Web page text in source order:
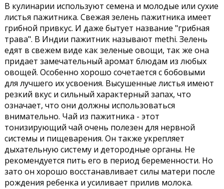
В кулинарии используют семена и молодые или сухие
листья пажитника. Свежая зелень пажитника имеет
грибной привкус. И даже бытует название "грибная
трава". В Индии пажитник называют methi. Зелень
едят в свежем виде как зеленые овощи, так же она
придает замечательный аромат блюдам из любых
овощей. Особенно хорошо сочетается с бобовыми
для лучшего их усвоения. Высушенные листья имеют
резкий вкус и сильный характерный запах, что
означает, что они должны использоваться
внимательно. Чай из пажитника - этот
тонизирующий чай очень полезен для нервной
системы и пищеварения. Он также укрепляет
дыхательную систему и детородные органы. Не
рекомендуется пить его в период беременности. Но
зато он хорошо восстанавливает силы матери после
рождения ребенка и усиливает прилив молока.